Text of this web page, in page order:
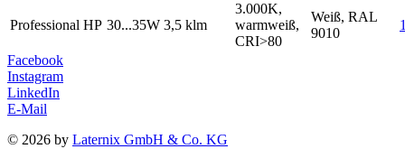
Professional HP 30...35W 3,5 klm
3.000K,
warmweiß,
CRI>80
Weiß, RAL
9010
Facebook
Instagram
LinkedIn
E-Mail
© 2026 by Laternix GmbH & Co. KG